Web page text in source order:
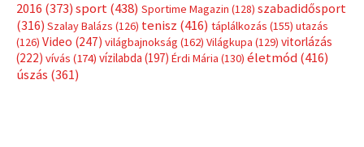
Címkék